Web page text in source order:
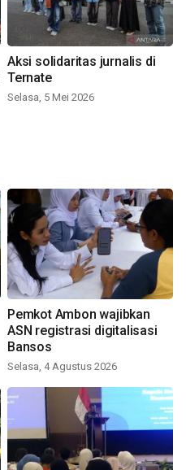
Aksi solidaritas jurnalis di
Ternate
Selasa, 5 Mei 2026
Pemkot Ambon wajibkan
ASN registrasi digitalisasi
Bansos
Selasa, 4 Agustus 2026